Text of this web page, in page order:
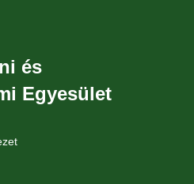
és
Egyesület